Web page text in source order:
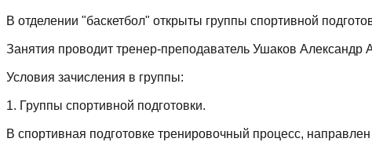
В отделении "баскетбол" открыты группы спортивной
Занятия проводит тренер-преподаватель Ушаков
Условия зачисления в группы:
1. Группы спортивной подготовки.
В спортивная подготовке тренировочный процесс,